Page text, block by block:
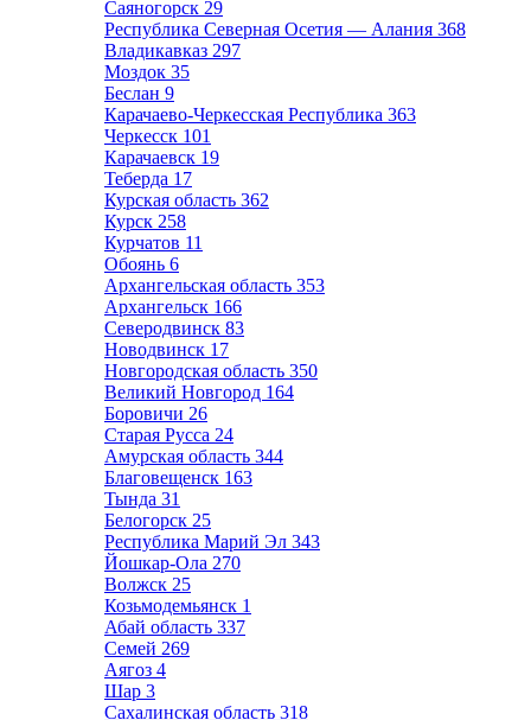
Саяногорск 29
Республика Северная Осетия — Алания 368
Владикавказ 297
Моздок 35
Беслан 9
Карачаево-Черкесская Республика 363
Черкесск 101
Карачаевск 19
Теберда 17
Курская область 362
Курск 258
Курчатов 11
Обоянь 6
Архангельская область 353
Архангельск 166
Северодвинск 83
Новодвинск 17
Новгородская область 350
Великий Новгород 164
Боровичи 26
Старая Русса 24
Амурская область 344
Благовещенск 163
Тында 31
Белогорск 25
Республика Марий Эл 343
Йошкар-Ола 270
Волжск 25
Козьмодемьянск 1
Абай область 337
Семей 269
Аягоз 4
Шар 3
Сахалинская область 318